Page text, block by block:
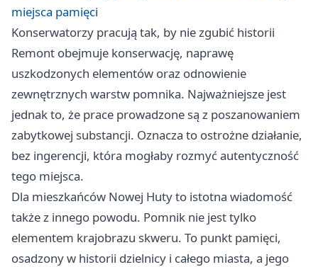
miejsca pamięci
Konserwatorzy pracują tak, by nie zgubić historii
Remont obejmuje konserwację, naprawę
uszkodzonych elementów oraz odnowienie
zewnętrznych warstw pomnika. Najważniejsze jest
jednak to, że prace prowadzone są z poszanowaniem
zabytkowej substancji. Oznacza to ostrożne działanie,
bez ingerencji, która mogłaby rozmyć autentyczność
tego miejsca.
Dla mieszkańców Nowej Huty to istotna wiadomość
także z innego powodu. Pomnik nie jest tylko
elementem krajobrazu skweru. To punkt pamięci,
osadzony w historii dzielnicy i całego miasta, a jego